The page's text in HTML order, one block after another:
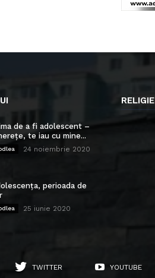
de a fi adolescent –
te iau cu mine...
24 noiembrie 2020
perioada de
25 iunie 2020
RELIGIE
TWITTER YOUTUBE